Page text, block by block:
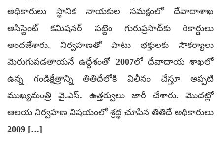
అధికారులు స్థానిక నాయకుల సమక్షంలో దేవాదాశాఖ
అసిస్టెంట్‌ కమిషనర్‌ పట్టెం గురుప్రసాద్‌కు రికార్డులు
అందజేశారు. నిర్వహణతో పాటు భక్తులకు సౌకర్యాలు
మెరుగుపడతాయనే ఉద్దేశంతో 2007లో దేవాదాయ శాఖలో
ఉన్న గండిక్షేత్రాన్ని తితిదేలోకి విలీనం చేస్తూ అప్పటి
ముఖ్యమంత్రి వై.ఎస్‌. ఉత్తర్వులు జారీ చేశారు. మొదట్లో
ఆలయ నిర్వహణ విషయంలో శ్రద్ధ చూపిన తితిదే అధికారులు
2009 […]